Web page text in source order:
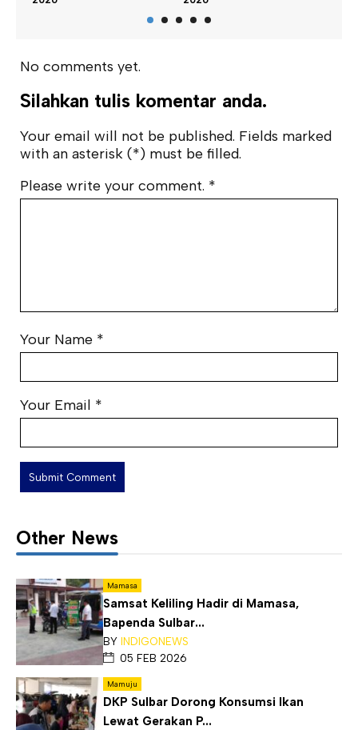
No comments yet.
Silahkan tulis komentar anda.
Your email will not be published. Fields marked
with an asterisk (*) must be filled.
Please write your comment. *
Your Name *
Your Email *
Other News
Mamasa
Samsat Keliling Hadir di Mamasa,
Bapenda Sulbar...
BY INDIGONEWS
05 FEB 2026
Mamuju
DKP Sulbar Dorong Konsumsi Ikan
Lewat Gerakan P...